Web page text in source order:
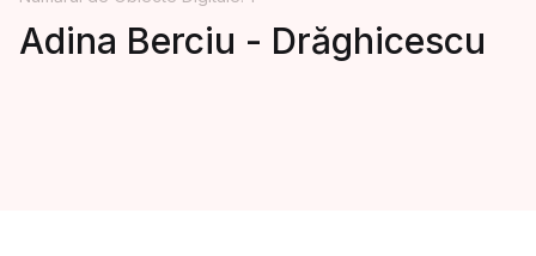
Adina Berciu - Drăghicescu